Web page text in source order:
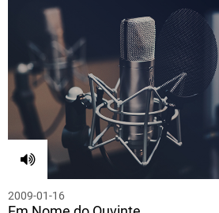
2009-01-16